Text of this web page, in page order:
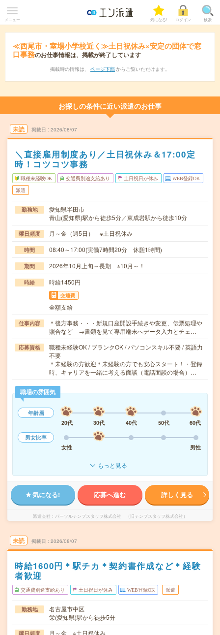
メニュー 気になる! ログイン 検索
≪西尾市・室場小学校近く≫土日祝休み×安定の団体で窓
口事務のお仕事情報は、掲載が終了しています
掲載時の情報は、 ページ下部 からご覧いただけます。
お探しの条件に近い派遣のお仕事
未読 掲載日 2026/08/07
＼直接雇用制度あり／土日祝休み＆17:00定
時！コツコツ事務
職種未経験OK 交通費別途支給あり 土日祝日が休み WEB登録OK
派遣
勤務地
愛知県半田市
青山(愛知県)駅から徒歩5分／東成岩駅から徒歩10分
曜日頻度 月～金（週5日） ※土日祝休み
時間 08:40～17:00(実働7時間20分 休憩1時間)
期間 2026年10月上旬～長期 ※10月～！
時給 時給1450円
交通費
全額支給
仕事内容
＊後方事務・・・新規口座開設手続きや変更、伝票処理や
照合など →書類を見て専用端末へデータ入力とチェ…
応募資格
職種未経験OK / ブランクOK / パソコンスキル不要 / 英語力
不要
＊未経験の方歓迎＊未経験の方でも安心スタート！・登録
時、キャリアを一緒に考える面談（電話面談の場合）…
職場の雰囲気
年齢層
20代
30代 40代 50代
60代
男女比率
女性
男性
もっと見る
気になる! 応募へ進む 詳しく見る
派遣会社 パーソルテンプスタッフ株式会社 （旧テンプスタッフ株式会社）
未読 掲載日 2026/08/07
時給1600円＊駅チカ＊契約書作成など＊経験
者歓迎
交通費別途支給あり 土日祝日が休み WEB登録OK 派遣
勤務地
名古屋市中区
栄(愛知県)駅から徒歩5分
曜日頻度 月～金 ※土日祝休み